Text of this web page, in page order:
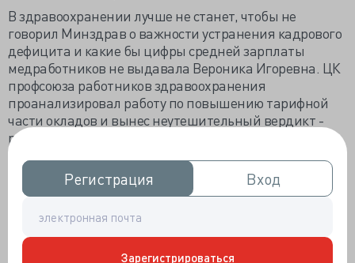
Регистрация
Регистрация Вход
Вход
Зарегистрироваться
В здравоохранении лучше не станет, чтобы не
говорил Минздрав о важности устранения кадрового
дефицита и какие бы цифры средней зарплаты
медработников не выдавала Вероника Игоревна. ЦК
профсоюза работников здравоохранения
проанализировал работу по повышению тарифной
части окладов и вынес неутешительный вердикт -
размеры минимальных окладов по
профессиональным квалификационным категориям в
подавляющем большинстве субъектов РФ даже не
достигли обозначенного законом МРОТ, какой там
участием губернаторов!) министр Скворцова в